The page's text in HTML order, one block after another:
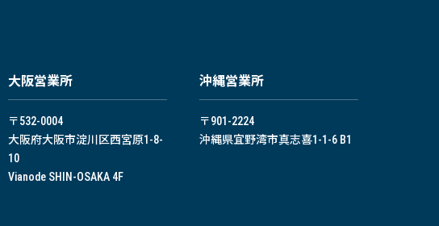
⼤阪営業所
〒532-0004
大阪府大阪市淀川区西宮原1-8-
10
Vianode SHIN-OSAKA 4F
沖縄営業所
〒901-2224
沖縄県宜野湾市真志喜1-1-6 B1